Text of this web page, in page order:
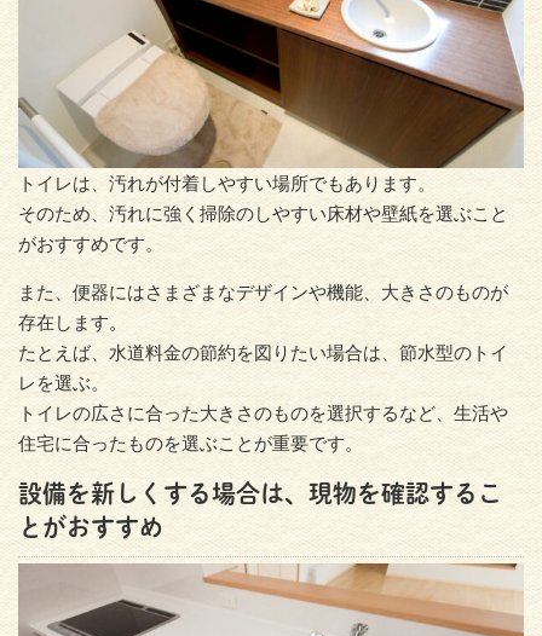
トイレは、汚れが付着しやすい場所でもあります。
そのため、汚れに強く掃除のしやすい床材や壁紙を選ぶこと
がおすすめです。
また、便器にはさまざまなデザインや機能、大きさのものが
存在します。
たとえば、水道料金の節約を図りたい場合は、節水型のトイ
レを選ぶ。
トイレの広さに合った大きさのものを選択するなど、生活や
住宅に合ったものを選ぶことが重要です。
設備を新しくする場合は、現物を確認するこ
とがおすすめ